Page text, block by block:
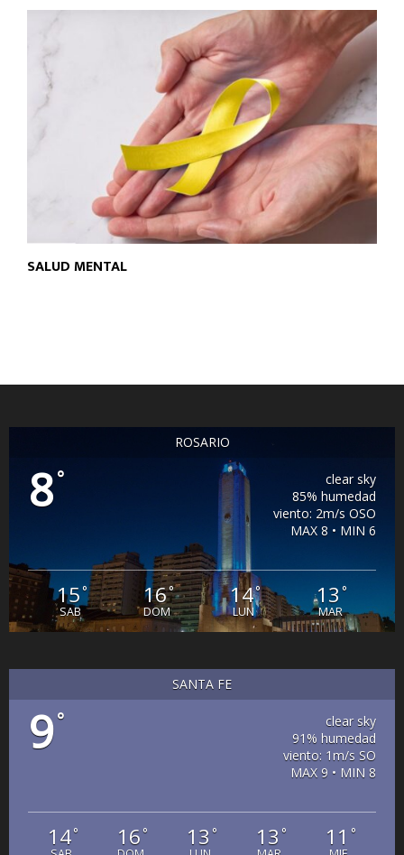
SALUD MENTAL
ROSARIO
8°
clear sky
85% humedad
viento: 2m/s OSO
MAX 8 • MIN 6
15°
SAB
16°
DOM
14°
LUN
13 °
MAR
SANTA FE
9°
clear sky
91% humedad
viento: 1m/s SO
MAX 9 • MIN 8
14° 16° 13 ° 13 ° 11 °